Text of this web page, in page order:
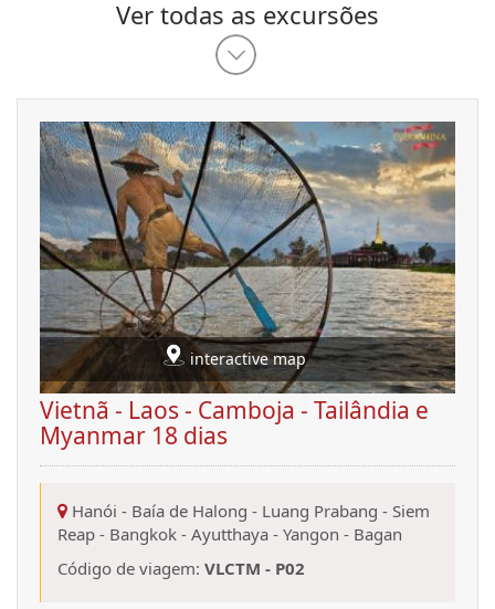
Ver todas as excursões
interactive map
Vietnã - Laos - Camboja - Tailândia e
Myanmar 18 dias
Hanói - Baía de Halong - Luang Prabang - Siem
Reap - Bangkok - Ayutthaya - Yangon - Bagan
Código de viagem: VLCTM - P02